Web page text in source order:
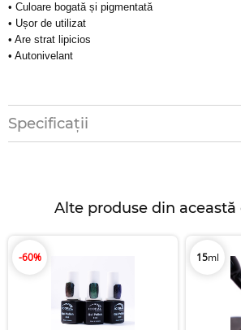
• Culoare bogată și pigmentată
• Ușor de utilizat
• Are strat lipicios
• Autonivelant
Specificații
Alte produse din
-60% 15ml